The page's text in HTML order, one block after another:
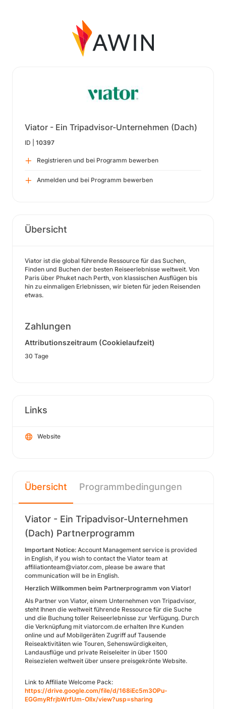
Viator - Ein Tripadvisor-Unternehmen (Dach)
ID | 10397
Registrieren und bei Programm bewerben
Anmelden und bei Programm bewerben
Übersicht
Viator ist die global führende Ressource für das Suchen,
Finden und Buchen der besten Reiseerlebnisse weltweit. Von
Paris über Phuket nach Perth, von klassischen Ausflügen bis
hin zu einmaligen Erlebnissen, wir bieten für jeden Reisenden
etwas.
Zahlungen
Attributionszeitraum (Cookielaufzeit)
30 Tage
Links
Website
Übersicht Programmbedingungen
Viator - Ein Tripadvisor-Unternehmen
(Dach) Partnerprogramm
Important Notice: Account Management service is provided
in English, if you wish to contact the Viator team at
affiliationteam@viator.com, please be aware that
communication will be in English.
Herzlich Willkommen beim Partnerprogramm von Viator!
Als Partner von Viator, einem Unternehmen von Tripadvisor,
steht Ihnen die weltweit führende Ressource für die Suche
und die Buchung toller Reiseerlebnisse zur Verfügung. Durch
die Verknüpfung mit viatorcom.de erhalten Ihre Kunden
online und auf Mobilgeräten Zugriff auf Tausende
Reiseaktivitäten wie Touren, Sehenswürdigkeiten,
Landausflüge und private Reiseleiter in über 1500
Reisezielen weltweit über unsere preisgekrönte Website.
Link to Affiliate Welcome Pack:
https://drive.google.com/file/d/168iEc5m3OPu-
EGGmyRfrjbWrfUm-Ollx/view?usp=sharing